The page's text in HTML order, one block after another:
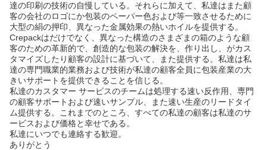
達の印刷の技術の自慢している 。 それらに加えて、私達はまた顧
客の会社のロゴにか包装のペーパー色および等一致させるために
大型の絹の押印、異なった金属効果の熱いホイルを提供する。
Crepackはだけでなく、異なった構造のさまざまの箱のような顧
客のための革新的で、創造的な包装の解決を、作り出し、がカス
タマイズしたり顧客の設計に基づいて、また提供する。私達は私
達の専門職業的業務および技術が私達の顧客全員に包装産業の大
きいサポートを提供できることを信じる。
私達のカスタマー サービスのチームは処理する速い反作用、専門
の顧客サポートおよび速いサンプル、また速い生産のリードタイ
ム提供する。これまでのところ、すべての私達の顧客は私達のサ
ービスおよび価格と幸せである。
私達にいつでも連絡する歓迎。
ありがとう